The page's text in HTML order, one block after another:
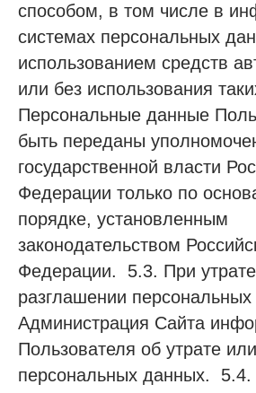
способом, в том числе в
системах персональных
использованием средств
или без использования
Персональные данные
быть переданы
государственной власти
Федерации только по
порядке, установленным
законодательством
Федерации. 5.3. При
разглашении
Администрация Сайта
Пользователя об утрате
персональных данных. 5.4.